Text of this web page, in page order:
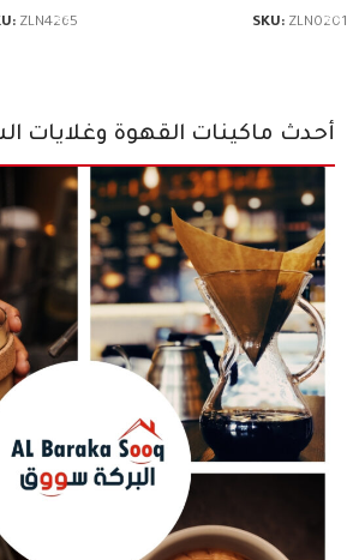
SKU: ZLN0201
ZLN4265
أحدث ماكينات القهوة وغلايات